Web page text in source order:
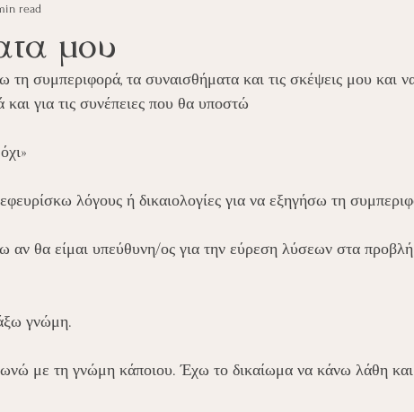
μου
read
τη συμπεριφορά, τα συναισθήματα και τις σκέψεις μου και
για τις συνέπειες που θα υποστώ
λόγους ή δικαιολογίες για να εξηγήσω τη
αν θα είμαι υπεύθυνη/ος για την εύρεση λύσεων στα
γνώμη.
με τη γνώμη κάποιου. Έχω το δικαίωμα να κάνω λάθη